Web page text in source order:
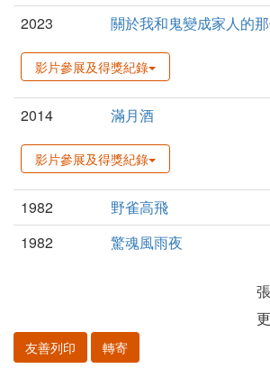
2023
關於我和鬼變成家人的
影片參展及得獎紀錄
2014 滿月酒
影片參展及得獎紀錄
1982
野雀高飛
1982
驚魂風雨夜
友善列印 轉寄